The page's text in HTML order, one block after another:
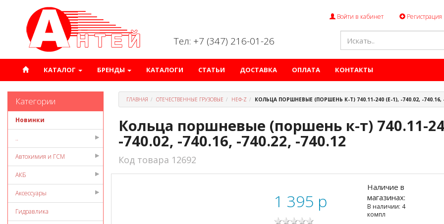
Войти в кабинет Регистрация
Тел: +7 (347) 216-01-26
КАТАЛОГ БРЕНДЫ КАТАЛОГИ СТАТЬИ ДОСТАВКА ОПЛАТА КОНТАКТЫ
Категории
Новинки
..
Автохимия и ГСМ
АКБ
Аксессуары
Гидравлика
ГЛАВНАЯ ОТЕЧЕСТВЕННЫЕ ГРУЗОВЫЕ НЕФ-Z КОЛЬЦА ПОРШНЕВЫЕ (ПОРШЕНЬ К-Т) 740.11-240 (Е-1), -740.02, -740.16, -
Кольца поршневые (поршень к-т) 740.11-
-740.02, -740.16, -740.22, -740.12
Код товара 12692
1 395 p
Наличие в
магазинах:
В наличии: 4
компл